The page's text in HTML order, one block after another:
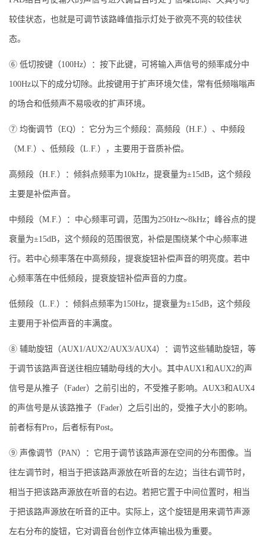
较佳状态，也就是可调节该路峰值指示灯处于欲亮不亮的较佳状
态。
⑥ 低切按键（100Hz）：按下此键，可将输入声信号的频率成分中
100Hz以下的成分切除。此按键用于扩声环境欠佳，常有低频嗡嗡声
的场合和低频声不易吸收的扩声环境。
⑦ 均衡调节（EQ）：它分为三个频段：高频段（H.F.）、中频段
（M.F.）、低频段（L.F.），主要用于音质补偿。
高频段（H.F.）：倾斜点频率为10kHz，提衰量为±15dB，这个频段
主要是补偿声音。
中频段（M.F.）：中心频率可调，范围为250Hz～8kHz；峰谷点的提
衰量为±15dB，这个频段的范围很宽，补偿是围绕某个中心频率进
行。若中心频率落在中高频段，提衰旋钮补偿声音的明亮度。若中
心频率落在中低频段，提衰旋钮补偿声音的力度。
低频段（L.F.）：倾斜点频率为150Hz，提衰量为±15dB，这个频段
主要用于补偿声音的丰满度。
⑧ 辅助旋钮（AUX1/AUX2/AUX3/AUX4）：调节这些辅助旋钮，等
于调节该路声音送往相应辅助母线的大小。其中AUX1和AUX2的声
信号是从推子（Fader）之前引出的，不受推子影响。AUX3和AUX4
的声信号是从该路推子（Fader）之后引出的，受推子大小的影响。
前者标有Pro，后者标有Post。
⑨ 声像调节（PAN）：它用于调节该路声源在空间的分布图像。当
往左调节时，相当于把该路声源放在听音的左边；当往右调节时，
相当于把该路声源放在听音的右边。若把它置于中间位置时，相当
于把该路声源放在听音的正中。实际上，这个旋钮是用来调节声源
左右分布的旋钮，它对调音台创作立体声输出极为重要。